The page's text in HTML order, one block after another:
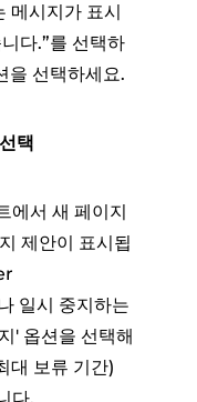
시지가 표시
다.”를 선택하
을 선택하세요.
택
에서 새 페이지
제안이 표시됩
일시 중지하는
' 옵션을 선택해
대 보류 기간)